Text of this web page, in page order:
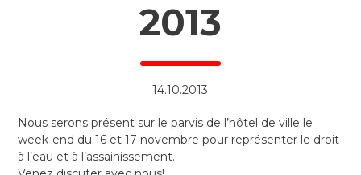
2013
14.10.2013
Nous serons présent sur le parvis de l’hôtel de ville le
week-end du 16 et 17 novembre pour représenter le droit
à l’eau et à l’assainissement.